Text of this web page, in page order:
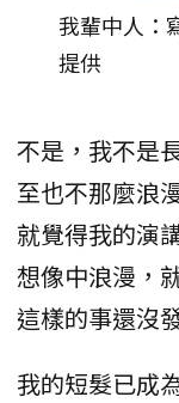
我輩中人：
提供
不是，我不是
至也不那麼浪
就覺得我的演
想像中浪漫，
這樣的事還沒
我的短髮已成